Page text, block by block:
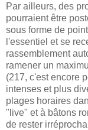
Par ailleurs, des
pourraient être
sous forme de
l'essentiel et se
rassemblement
ramener un
(217, c'est encore
intenses et plus
plages horaires
"live" et à bâtons
de rester